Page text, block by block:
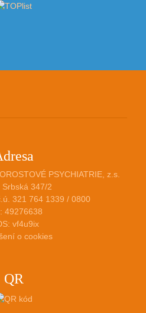
PSYCHIATRIE, z.s.
Srbská 347/2
321 764 1339 / 0800
49276638
vf4u9ix
o cookies
QR